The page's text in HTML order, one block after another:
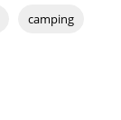
camping